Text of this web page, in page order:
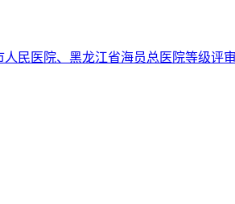
民医院、黑龙江省海员总医院等级评